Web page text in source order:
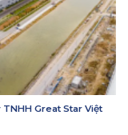
Great Star Việt